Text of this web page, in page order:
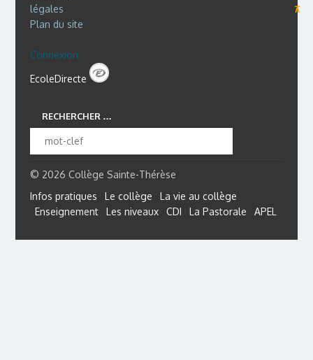
légales
⊼
Plan du site
Connexion
EcoleDirecte
RECHERCHER …
© 2026 Collège Sainte-Thérèse
Infos pratiques
Le collège
La vie au collège
Enseignement
Les niveaux CDI La Pastorale APEL